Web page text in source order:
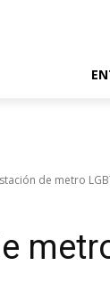
de metro